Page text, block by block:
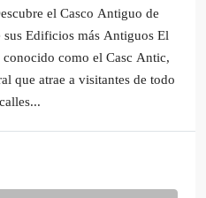
el Casco Antiguo de
Edificios más Antiguos El
como el Casc Antic,
que atrae a visitantes de todo